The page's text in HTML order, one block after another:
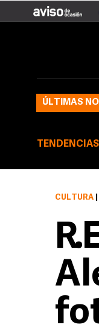
ÚLTIMAS
CULTURA